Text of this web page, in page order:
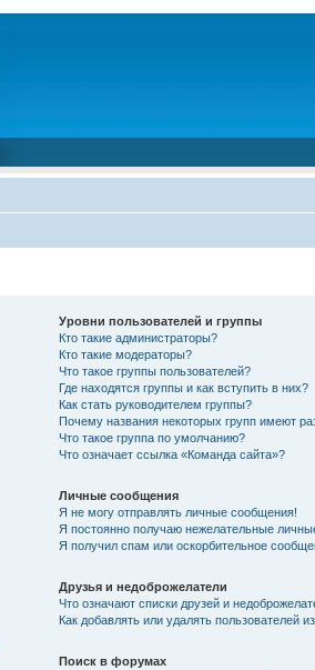
Уровни пользователей и группы
Кто такие администраторы?
Кто такие модераторы?
Что такое группы пользователей?
Где находятся группы и как вступить в них?
Как стать руководителем группы?
Почему названия некоторых групп имеют
Что такое группа по умолчанию?
Что означает ссылка «Команда сайта»?
Личные сообщения
Я не могу отправлять личные сообщения!
Я постоянно получаю нежелательные
Я получил спам или оскорбительное
Друзья и недоброжелатели
Что означают списки друзей и
Как добавлять или удалять пользователей
Поиск в форумах